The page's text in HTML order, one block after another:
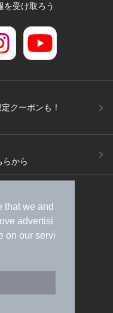
that we and
advertisi
on our servi
を受け取ろう
クーポンも！
らから
告出稿のご案内
規約
ヘルプ
採用情報